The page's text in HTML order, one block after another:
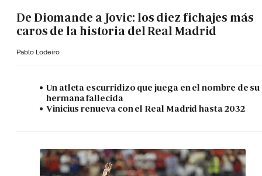
De Diomande a Jovic: los diez fichajes más
caros de la historia del Real Madrid
Pablo Lodeiro
Un atleta escurridizo que juega en el nombre de su
hermana fallecida
Vinicius renueva con el Real Madrid hasta 2032